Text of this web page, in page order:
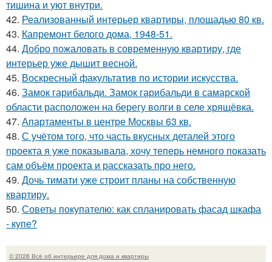
тишина и уют внутри.
42. Реализованный интерьер квартиры, площадью 80 кв.
43. Капремонт белого дома, 1948-51.
44. Добро пожаловать в современную квартиру, где
интерьер уже дышит весной.
45. Воскресный факультатив по истории искусства.
46. Замок гарибальди. Замок гарибальди в самарской
области расположен на берегу волги в селе хрящёвка.
47. Апартаменты в центре Москвы 63 кв.
48. С учётом того, что часть вкусных деталей этого
проекта я уже показывала, хочу теперь немного показать
сам объём проекта и рассказать про него.
49. Дочь тимати уже строит планы на собственную
квартиру.
50. Советы покупателю: как спланировать фасад шкафа
- купе?
© 2026 Всё об интерьере для дома и квартиры